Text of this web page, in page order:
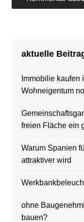
aktuelle
Immobilie kaufen
Wohneigentum
freien Fläche ein
Warum Spanien
attraktiver wird
ohne
bauen?